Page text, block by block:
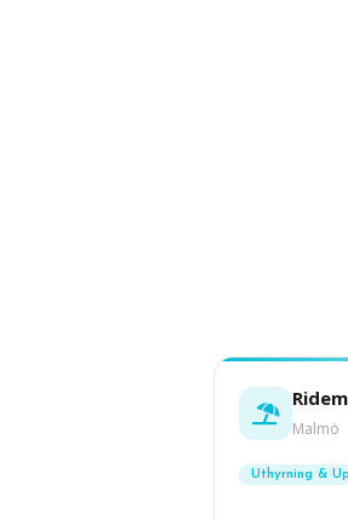
Malmö
Uthyrning &